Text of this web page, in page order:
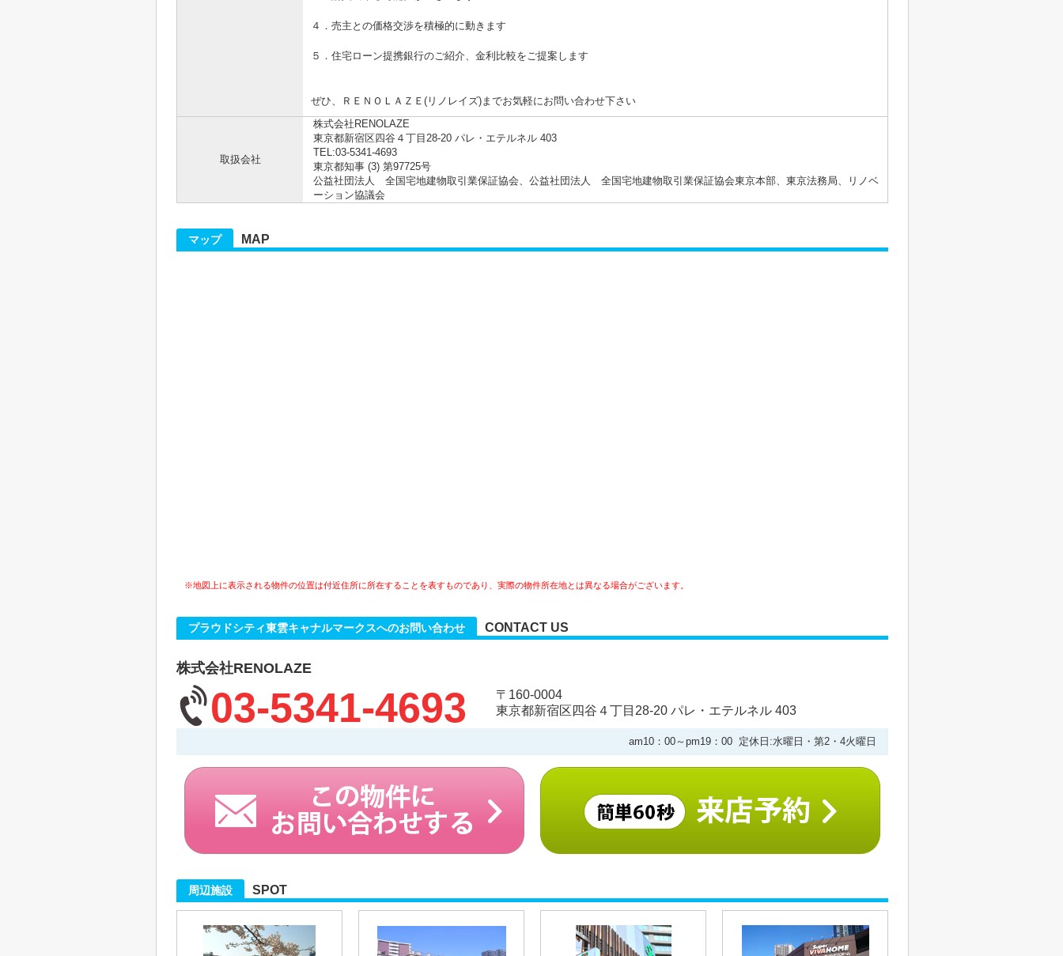
４．売主との価格交渉を積極的に動きます
５．住宅ローン提携銀行のご紹介、金利比較をご提案します
ぜひ、ＲＥＮＯＬＡＺＥ(リノレイズ)までお気軽にお問い合わせ下さい
取扱会社
株式会社RENOLAZE
東京都新宿区四谷４丁目28-20 パレ・エテルネル 403
TEL:03-5341-4693
東京都知事 (3) 第97725号
公益社団法人 全国宅地建物取引業保証協会、公益社団法人 全国宅地建物取引業保証協会東京本部、東京法務局、リノベ
ーション協議会
マップ MAP
※地図上に表示される物件の位置は付近住所に所在することを表すものであり、実際の物件所在地とは異なる場合がございます。
プラウドシティ東雲キャナルマークスへのお問い合わせ CONTACT US
株式会社RENOLAZE
03-5341-4693
〒160-0004
東京都新宿区四谷４丁目28-20 パレ・エテルネル 403
am10：00～pm19：00 定休日:水曜日・第2・4火曜日
周辺施設 SPOT